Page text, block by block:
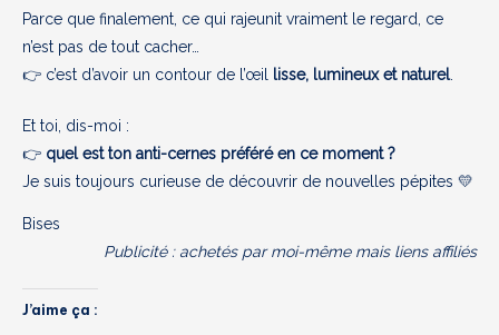
Parce que finalement, ce qui rajeunit vraiment le regard, ce
n’est pas de tout cacher…
👉 c’est d’avoir un contour de l’œil
lisse, lumineux et naturel.
Et toi, dis-moi :
👉 quel est ton anti-cernes préféré en ce moment ?
Je suis toujours curieuse de découvrir de nouvelles pépites 💛
Bises
Publicité : achetés par moi-même mais liens affiliés
J’aime ça :